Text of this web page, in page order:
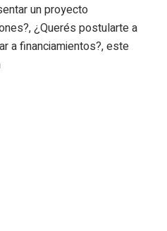
un proyecto
¿Querés postularte a
a financiamientos?, este